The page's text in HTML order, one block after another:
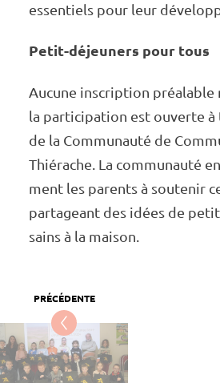
essen­­­tiels pour leur
Petit-déjeu­­­ners pour tous
Aucune inscrip­­­tion préa­­­lable
la parti­­­ci­­­pa­­­tion est ouverte à
de la Commu­­­nauté de
Thié­­­rache. La commu­­­nauté
ment les parents à soute­­­nir
parta­­­geant des idées de
sains à la maison.